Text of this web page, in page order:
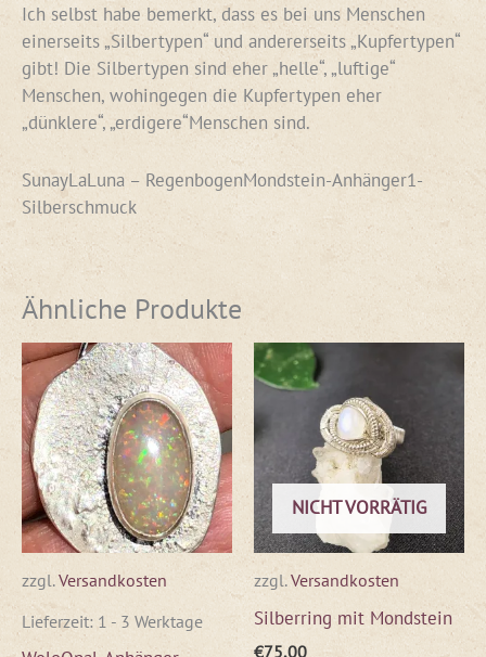
Ich selbst habe bemerkt, dass es bei uns Menschen
einerseits „Silbertypen“ und andererseits „Kupfertypen“
gibt! Die Silbertypen sind eher „helle“, „luftige“
Menschen, wohingegen die Kupfertypen eher
„dünklere“, „erdigere“Menschen sind.
SunayLaLuna – RegenbogenMondstein-Anhänger1-
Silberschmuck
Ähnliche Produkte
zzgl.Versandkosten
Lieferzeit: 1 - 3 Werktage
NICHT VORRÄTIG
zzgl.Versandkosten
Silberring mit Mondstein
€75,00